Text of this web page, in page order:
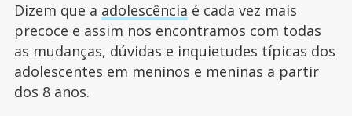
Dizem que a adolescência é cada vez mais
precoce e assim nos encontramos com todas
as mudanças, dúvidas e inquietudes típicas dos
adolescentes em meninos e meninas a partir
dos 8 anos.